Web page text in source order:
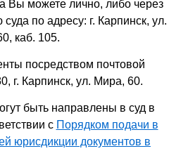
Вы можете лично, либо через
по адресу: г. Карпинск, ул.
каб. 105.
посредством почтовой
г. Карпинск, ул. Мира, 60.
быть направлены в суд в
с Порядком подачи в
юрисдикции документов в